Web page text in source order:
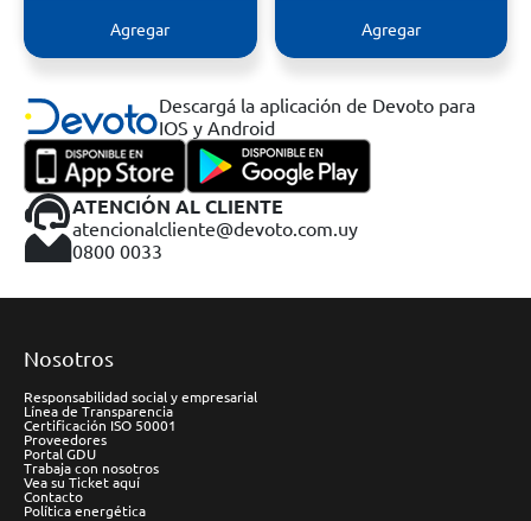
Agregar Agregar
Descargá la aplicación de Devoto para
IOS y Android
ATENCIÓN AL CLIENTE
atencionalcliente@devoto.com.uy
0800 0033
Nosotros
Responsabilidad social y empresarial
Línea de Transparencia
Certificación ISO 50001
Proveedores
Portal GDU
Trabaja con nosotros
Vea su Ticket aquí
Contacto
Política energética